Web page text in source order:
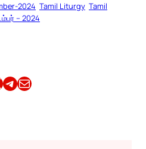
2024 Tamil Liturgy Tamil
– 2024
Share this article on TelegramEmail this Article